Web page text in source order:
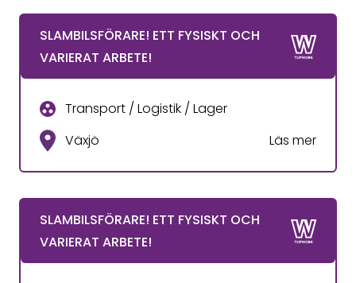
SLAMBILSFÖRARE! ETT FYSISKT OCH
VARIERAT ARBETE!
Transport / Logistik / Lager
Växjö
Läs mer
SLAMBILSFÖRARE! ETT FYSISKT OCH
VARIERAT ARBETE!